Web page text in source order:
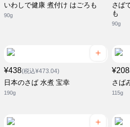
いわしで健康 煮付け はごろも
90g
さば
も
90g
¥438(税込¥473.04)
日本のさば 水煮 宝幸
190g
¥208
さば
115g